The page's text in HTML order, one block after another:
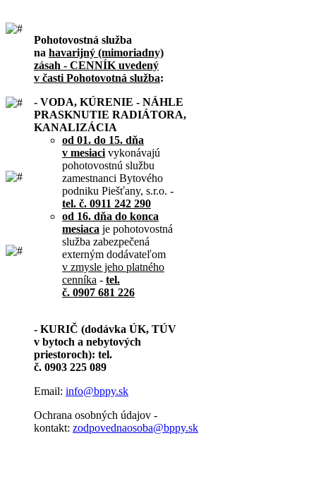
Pohotovostná služba
na havarijný (mimoriadny)
zásah - CENNÍK uvedený
v časti Pohotovotná služba:
- VODA, KÚRENIE - NÁHLE
PRASKNUTIE RADIÁTORA,
KANALIZÁCIA
od 01. do 15. dňa
v mesiaci vykonávajú
pohotovostnú službu
zamestnanci Bytového
podniku Piešťany, s.r.o. -
tel. č. 0911 242 290
od 16. dňa do konca
mesiaca je pohotovostná
služba zabezpečená
externým dodávateľom
v zmysle jeho platného
cenníka - tel.
č. 0907 681 226
- KURIČ (dodávka ÚK, TÚV
v bytoch a nebytových
priestoroch): tel.
č. 0903 225 089
Email: info@bppy.sk
Ochrana osobných údajov -
kontakt: zodpovednaosoba@bppy.sk